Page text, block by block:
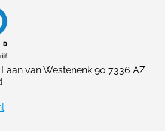
van Westenenk 90 7336 AZ